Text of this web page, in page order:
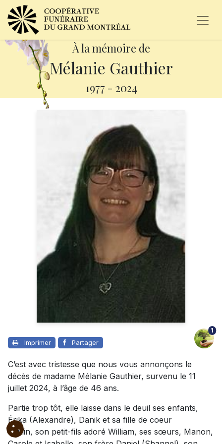
À la mémoire de
Mélanie Gauthier
1977 - 2024
Imprimer Partager
1
C’est avec tristesse que nous vous annonçons le
décès de madame Mélanie Gauthier, survenu le 11
juillet 2024, à l’âge de 46 ans.
Partie trop tôt, elle laisse dans le deuil ses enfants,
Érika (Alexandre), Danik et sa fille de coeur
Caitlin, son petit-fils adoré William, ses sœurs, Manon,